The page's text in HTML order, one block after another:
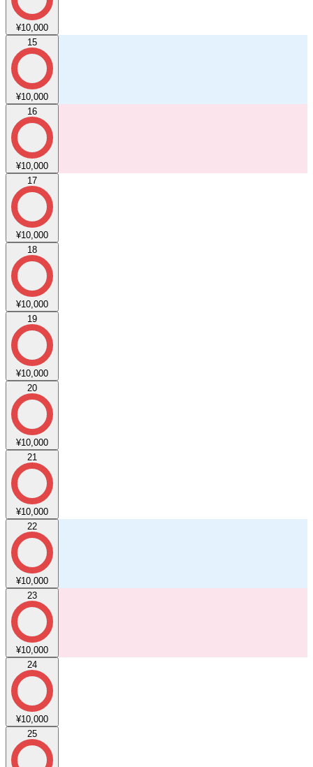
¥10,000
15
¥10,000
16
¥10,000
17
¥10,000
18
¥10,000
19
¥10,000
20
¥10,000
21
¥10,000
22
¥10,000
23
¥10,000
24
¥10,000
25